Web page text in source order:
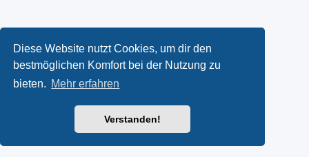
Diese Website nutzt Cookies, um dir den
bestmöglichen Komfort bei der Nutzung zu
bieten. Mehr erfahren
Verstanden!